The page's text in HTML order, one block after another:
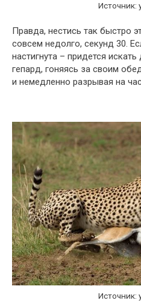
Источник:
Правда, нестись так быстро
совсем недолго, секунд 30.
настигнута – придется
гепард, гоняясь за своим
и немедленно разрывая на
Источник: